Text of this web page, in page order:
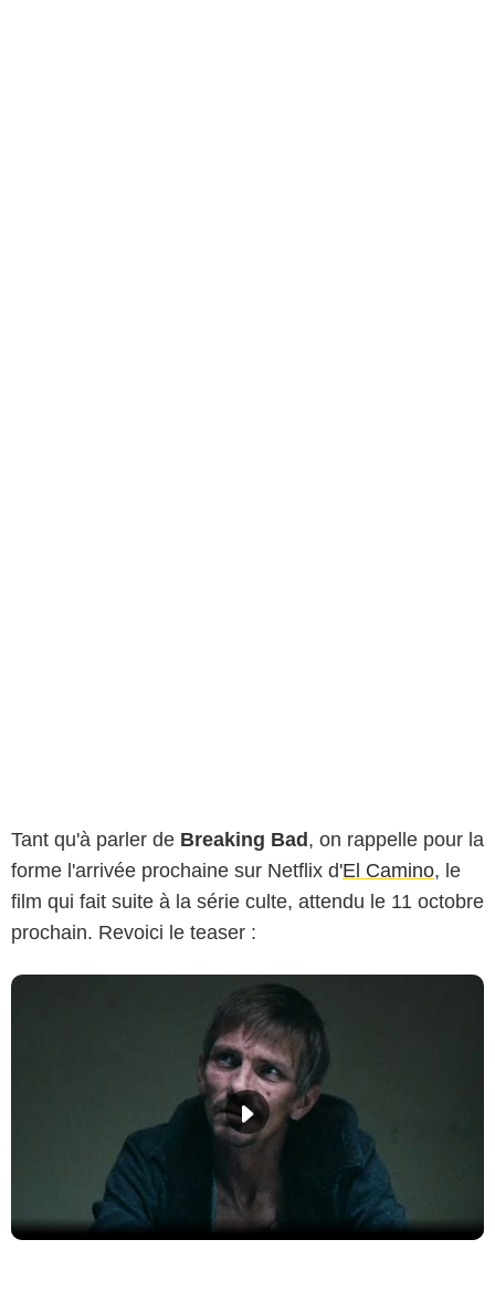
Tant qu'à parler de Breaking Bad, on rappelle pour la
forme l'arrivée prochaine sur Netflix d'El Camino, le
film qui fait suite à la série culte, attendu le 11 octobre
prochain. Revoici le teaser :